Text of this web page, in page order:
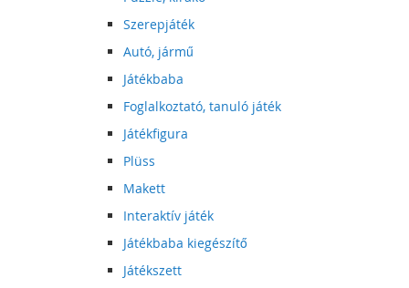
Szerepjáték
Autó, jármű
Játékbaba
Foglalkoztató, tanuló játék
Játékfigura
Plüss
Makett
Interaktív játék
Játékbaba kiegészítő
Játékszett